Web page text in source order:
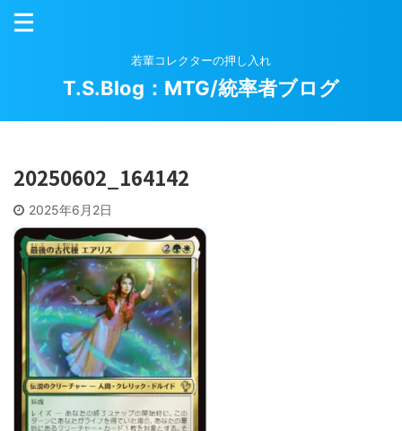
若輩コレクターの押し入れ
T.S.Blog：MTG/統率者ブログ
20250602_164142
2025年6月2日